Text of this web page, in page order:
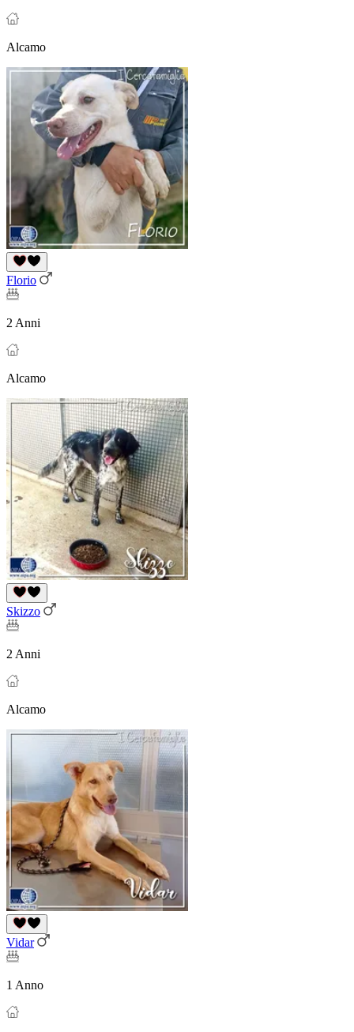
Alcamo
Florio
2 Anni
Alcamo
Skizzo
2 Anni
Alcamo
Vidar
1 Anno